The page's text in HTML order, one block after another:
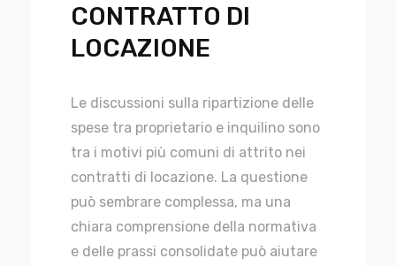
CONTRATTO DI
LOCAZIONE
Le discussioni sulla ripartizione delle
spese tra proprietario e inquilino sono
tra i motivi più comuni di attrito nei
contratti di locazione. La questione
può sembrare complessa, ma una
chiara comprensione della normativa
e delle prassi consolidate può aiutare